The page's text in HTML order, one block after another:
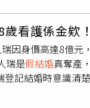
名舉報。寇先生
截至目前，該事件
、買賣國家機關公
外，該名富豪恐將
的就診通知，意
她推算，若胚胎日
者疑似利用偽造的
行政拘留5天。得
胎，但遭院方拒絕
理結婚登記，仍可
重侵害，朱女因此
歲看護係金欸
因身價高達8億元
瑞是假結婚真奪產
登記結婚時意識清
王姓人瑞年輕時從